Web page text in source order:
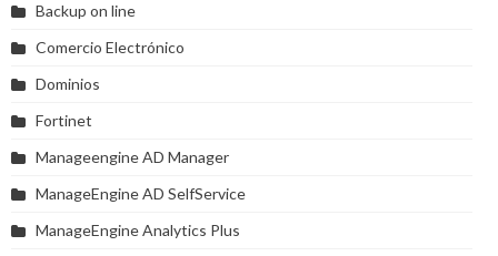
Backup on line
Comercio Electrónico
Dominios
Fortinet
Manageengine AD Manager
ManageEngine AD SelfService
ManageEngine Analytics Plus